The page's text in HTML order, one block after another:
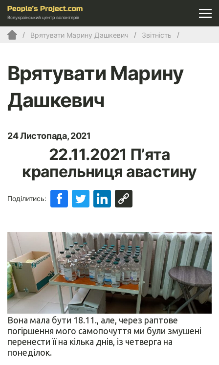
Всеукраїнський центр волонтерів
Врятувати Марину Дашкевич Звітність
Врятувати Марину
Дашкевич
24 Листопада, 2021
22.11.2021 П’ята
крапельниця авастину
Поділитись:
Вона мала бути 18.11., але, через раптове
погіршення мого самопочуття ми були змушені
перенести її на кілька днів, із четверга на
понеділок.